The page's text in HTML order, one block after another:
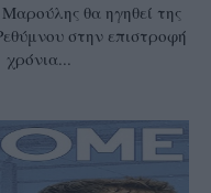
θα ηγηθεί της
στην επιστροφή
χρόνια...